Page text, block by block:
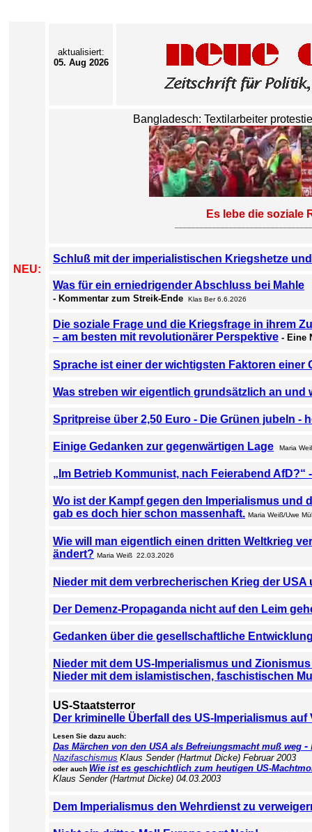
NEU:
aktualisiert:
05. Aug 2026
Bangladesch: Textilarbeiter
Es lebe die soziale
Schluß mit der imperialistischen Kriegshetze
Was für ein erniedrigender Abschluss bei Mahle
- Kommentar zum Streik-Ende Klas Ber 6.6.2026
Die soziale Frage und die Kriegsfrage in ihrem
– am besten mit revolutionärer Perspektive -
Sprache ist einer der wichtigsten Faktoren einer
Was streben wir eigentlich grundsätzlich an und
Spritpreise über 2,50 Euro - Die Grünen jubeln -
Einige Gedanken zur gegenwärtigen Lage Maria
„Im Betrieb Kommunist, nach Feierabend AfD?“
Wo ist der Kampf gegen den Imperialismus
gab es doch hier schon massenhaft. Maria Weiß/Uwe
Wie will man eigentlich einen dritten Weltkrieg
ändert? Maria Weiß 22.03.2026
Nieder mit dem verbrecherischen Krieg der
Der Demenz-Propaganda nicht auf den Leim
Gedanken über die gesellschaftliche
Nieder mit dem US-Imperialismus und
Nieder mit dem islamistischen, faschistischen
US-Staatsterror
Der kriminelle Überfall des US-Imperialismus auf
Lesen Sie dazu auch:
Das Märchen von den USA als Befreiungsmacht muß weg -
Nazifaschismus Klaus Sender (Hartmut Dicke) Februar 2003
oder auch Wie ist es geschichtlich zum heutigen US-
Klaus Sender (Hartmut Dicke) 04.03.2003
Dem Imperialismus den Wehrdienst zu